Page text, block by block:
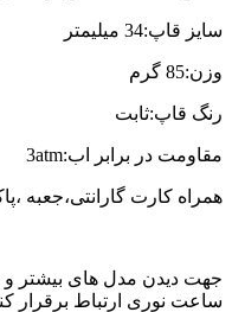
سایز قاپ:34 میلیمتر
وزن:85 گرم
رنگ قاپ:ثابت
مقاومت در برابر اب:3atm
همراه کارت گارانتی،جعبه
جهت دیدن مدل های بیشتر و
ساعت نوری ارتباط برقرار